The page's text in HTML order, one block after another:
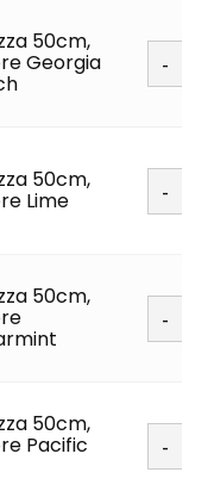
50cm,
Georgia Soft
PU
50cm,
Lime
Soft
PU
50cm, Soft
PU
50cm,
Pacific Soft
PU